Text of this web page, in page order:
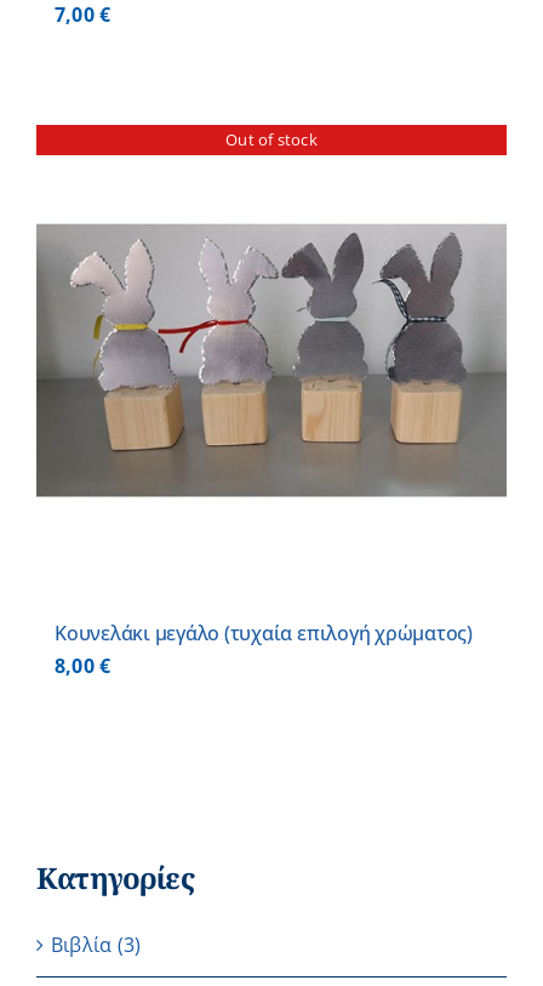
7,00€
Out of stock
Κουνελάκι μεγάλο (τυχαία επιλογή χρώματος)
8,00€
Κατηγορίες
Βιβλία (3)